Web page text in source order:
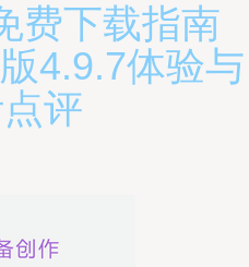
费下载指南
4.9.7体验与
评